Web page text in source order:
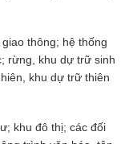
thông; hệ thống
rừng, khu dự trữ sinh
khu dự trữ thiên
khu đô thị; các đối